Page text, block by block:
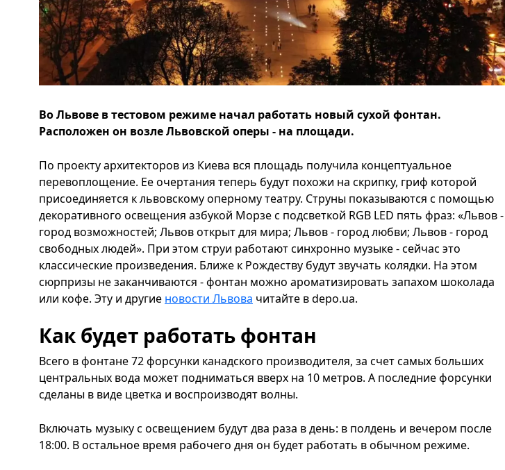
Во Львове в тестовом режиме начал работать новый сухой фонтан.
Расположен он возле Львовской оперы - на площади.
По проекту архитекторов из Киева вся площадь получила концептуальное
перевоплощение. Ее очертания теперь будут похожи на скрипку, гриф которой
присоединяется к львовскому оперному театру. Струны показываются с помощью
декоративного освещения азбукой Морзе с подсветкой RGB LED пять фраз: «Львов -
город возможностей; Львов открыт для мира; Львов - город любви; Львов - город
свободных людей». При этом струи работают синхронно музыке - сейчас это
классические произведения. Ближе к Рождеству будут звучать колядки. На этом
сюрпризы не заканчиваются - фонтан можно ароматизировать запахом шоколада
или кофе. Эту и другие новости Львова читайте в depo.ua.
Как будет работать фонтан
Всего в фонтане 72 форсунки канадского производителя, за счет самых больших
центральных вода может подниматься вверх на 10 метров. А последние форсунки
сделаны в виде цветка и воспроизводят волны.
Включать музыку с освещением будут два раза в день: в полдень и вечером после
18:00. В остальное время рабочего дня он будет работать в обычном режиме.